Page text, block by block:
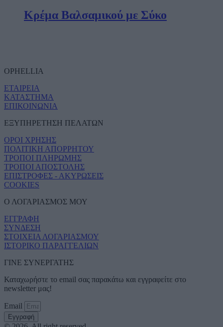
Κρέμα Βαλσαμικού με Σύκο
OPHELLIA
ΕΤΑΙΡΕΙΑ
ΚΑΤΑΣΤΗΜΑ
ΕΠΙΚΟΙΝΩΝΙΑ
ΕΞΥΠΗΡΕΤΗΣΗ ΠΕΛΑΤΩΝ
ΟΡΟΙ ΧΡΗΣΗΣ
ΠΟΛΙΤΙΚΗ ΑΠΟΡΡΗΤΟΥ
ΤΡΟΠΟΙ ΠΛΗΡΩΜΗΣ
ΤΡΟΠΟΙ ΑΠΟΣΤΟΛΗΣ
ΕΠΙΣΤΡΟΦΕΣ - ΑΚΥΡΩΣΕΙΣ
COOKIES
Ο ΛΟΓΑΡΙΑΣΜΟΣ ΜΟΥ
ΕΓΓΡΑΦΗ
ΣΥΝΔΕΣΗ
ΣΤΟΙΧΕΙΑ ΛΟΓΑΡΙΑΣΜΟΥ
ΙΣΤΟΡΙΚΟ ΠΑΡΑΓΓΕΛΙΩΝ
ΓΙΝΕ ΣΥΝΕΡΓΑΤΗΣ
Καταχωρήστε το email σας παρακάτω και εγγραφείτε στο
newsletter μας!
Email
Εγγραφή